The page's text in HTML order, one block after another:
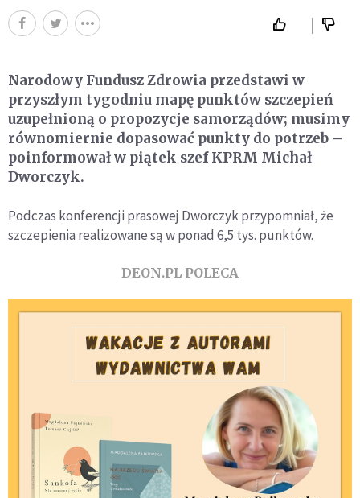
Narodowy Fundusz Zdrowia przedstawi w
przyszłym tygodniu mapę punktów szczepień
uzupełnioną o propozycje samorządów; musimy
równomiernie dopasować punkty do potrzeb –
poinformował w piątek szef KPRM Michał
Dworczyk.
Podczas konferencji prasowej Dworczyk przypomniał, że
szczepienia realizowane są w ponad 6,5 tys. punktów.
DEON.PL POLECA